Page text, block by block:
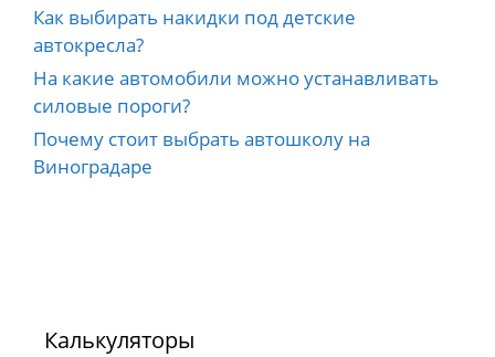
Как выбирать накидки под детские
автокресла?
На какие автомобили можно устанавливать
силовые пороги?
Почему стоит выбрать автошколу на
Виноградаре
Калькуляторы